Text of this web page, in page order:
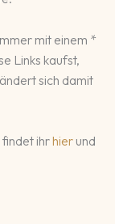
mit einem *
Links kaufst,
sich damit
ihrhierund